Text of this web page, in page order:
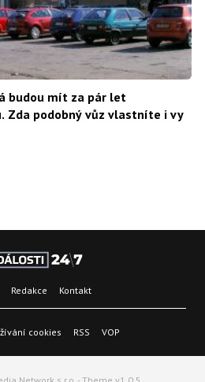
budou mít za pár let
Zda podobný vůz vlastníte i vy
Redakce Kontakt
cookies RSS VOP